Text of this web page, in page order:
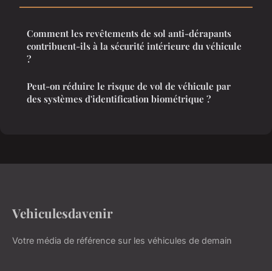
Comment les revêtements de sol anti-dérapants
contribuent-ils à la sécurité intérieure du véhicule
?
Peut-on réduire le risque de vol de véhicule par
des systèmes d'identification biométrique ?
Vehiculesdavenir
Votre média de référence sur les véhicules de demain